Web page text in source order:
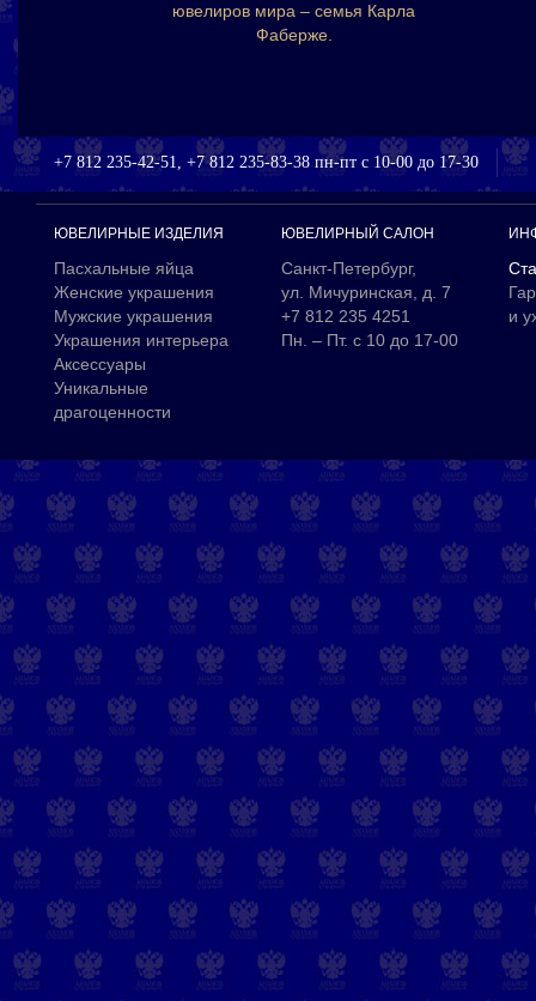
ювелиров мира – семья Карла
Фаберже.
+7 812 235-42-51, +7 812 235-83-38 пн-пт с 10-00 до 17-30
ЮВЕЛИРНЫЕ ИЗДЕЛИЯ
Пасхальные яйца
Женские украшения
Мужские украшения
Украшения интерьера
Аксессуары
Уникальные
драгоценности
ЮВЕЛИРНЫЙ САЛОН
Санкт-Петербург,
ул. Мичуринская, д. 7
+7 812 235 4251
Пн. – Пт. с 10 до 17-00
и